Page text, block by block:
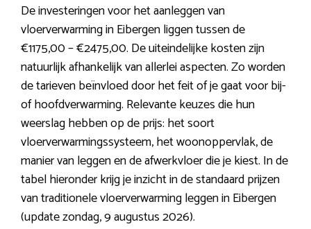
De investeringen voor het aanleggen van
vloerverwarming in Eibergen liggen tussen de
€1175,00 – €2475,00. De uiteindelijke kosten zijn
natuurlijk afhankelijk van allerlei aspecten. Zo worden
de tarieven beïnvloed door het feit of je gaat voor bij-
of hoofdverwarming. Relevante keuzes die hun
weerslag hebben op de prijs: het soort
vloerverwarmingssysteem, het woonoppervlak, de
manier van leggen en de afwerkvloer die je kiest. In de
tabel hieronder krijg je inzicht in de standaard prijzen
van traditionele vloerverwarming leggen in Eibergen
(update zondag, 9 augustus 2026).